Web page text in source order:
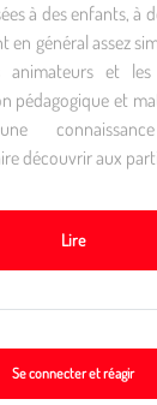
à des enfants, à
en général assez
animateurs et les
pédagogique et
découvrir aux
Lire
Se connecter et réagir